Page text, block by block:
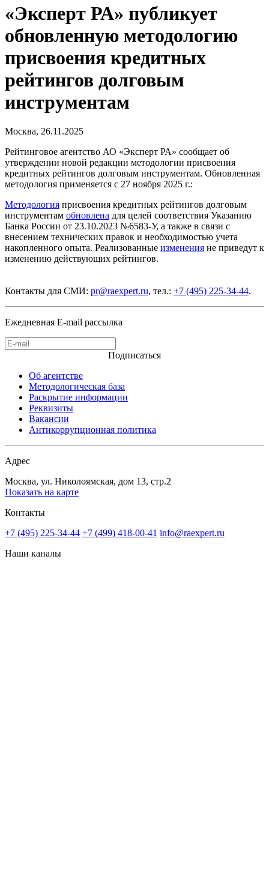
«Эксперт РА» публикует
обновленную методологию
присвоения кредитных
рейтингов долговым
инструментам
Москва, 26.11.2025
Рейтинговое агентство АО «Эксперт РА» сообщает об
утверждении новой редакции методологии присвоения
кредитных рейтингов долговым инструментам. Обновленная
методология применяется с 27 ноября 2025 г.:
Методология присвоения кредитных рейтингов долговым
инструментам обновлена для целей соответствия Указанию
Банка России от 23.10.2023 №6583-У, а также в связи с
внесением технических правок и необходимостью учета
накопленного опыта. Реализованные изменения не приведут к
изменению действующих рейтингов.
Контакты для СМИ: pr@raexpert.ru, тел.: +7 (495) 225-34-44.
Ежедневная E-mail рассылка
Подписаться
Об агентстве
Методологическая база
Раскрытие информации
Реквизиты
Вакансии
Антикоррупционная политика
Адрес
Москва, ул. Николоямская, дом 13, стр.2
Показать на карте
Контакты
+7 (495) 225-34-44 +7 (499) 418-00-41 info@raexpert.ru
Наши каналы